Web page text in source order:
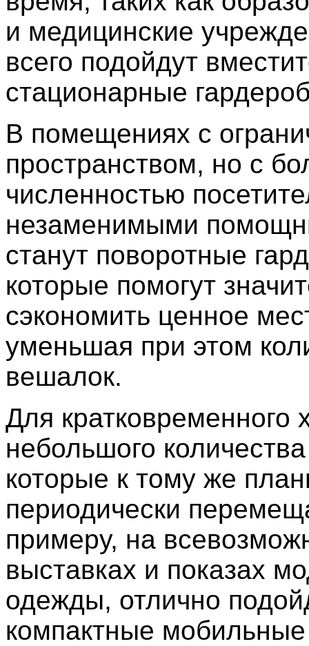
и медицинские
всего подойдут
стационарные
В помещениях с
пространством, но с
численностью
незаменимыми
станут поворотные
которые помогут
сэкономить ценное
уменьшая при этом
вешалок.
Для кратковременного
небольшого
которые к тому же
периодически
примеру, на
выставках и показах
одежды, отлично
компактные